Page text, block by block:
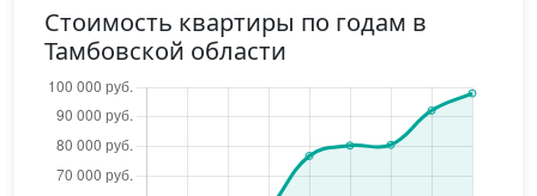
Стоимость квартиры по годам в
Тамбовской области